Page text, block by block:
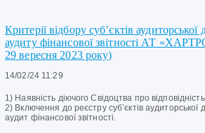
Критерії відбору суб’єктів
аудиту фінансової звітності АТ
29 вересня 2023 року)
14/02/24 11:29
1) Наявність діючого Свідоцтва про
2) Включення до реєстру суб’єктів
аудит фінансової звітності.